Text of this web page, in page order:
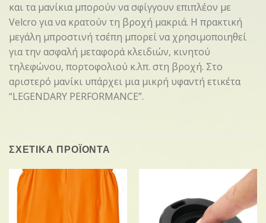
και τα μανίκια μπορούν να σφίγγουν επιπλέον με
Velcro για να κρατούν τη βροχή μακριά. Η πρακτική
μεγάλη μπροστινή τσέπη μπορεί να χρησιμοποιηθεί
για την ασφαλή μεταφορά κλειδιών, κινητού
τηλεφώνου, πορτοφολιού κ.λπ. στη βροχή. Στο
αριστερό μανίκι υπάρχει μια μικρή υφαντή ετικέτα
“LEGENDARY PERFORMANCE”.
ΣΧΕΤΙΚΑ ΠΡΟΪΟΝΤΑ